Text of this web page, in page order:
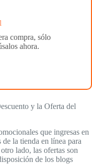
compra, sólo
ahora.
y la Oferta del
que ingresas en
la tienda en línea para
lado, las ofertas son
de los blogs